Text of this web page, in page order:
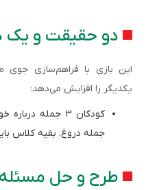
دو حقیقت و یک
این بازی با فراهم‌سازی جوی
یکدیگر را افزایش می‌دهد:
جمله دروغ. بقیه کلاس
طرح و حل مسئله